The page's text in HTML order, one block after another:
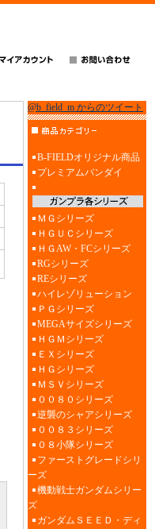
@b_field_m からのツイート
B-FIELDオリジナル商品
プレミアムバンダイ
ＭＧシリーズ
ＨＧＵＣシリーズ
ＨＧAW・FCシリーズ
RGシリーズ
REシリーズ
ハイレゾリューション
ＰＧシリーズ
MEGAサイズシリーズ
ＨＧＭシリーズ
ＥＸシリーズ
ＨＧシリーズ
ＭＳＶシリーズ
００８０シリーズ
逆襲のシャアシリーズ
００８３シリーズ
０８小隊シリーズ
ファーストグレードシリ
ーズ
機動戦士ガンダムシリー
ズ
ガンダムＳＥＥＤ・ディ